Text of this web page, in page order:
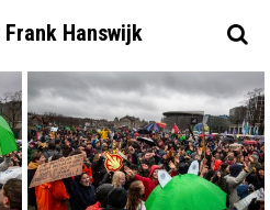
Frank Hanswijk